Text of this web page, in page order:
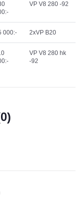
VP V8 280 -92
000:- 2xVP B20
VP V8 280 hk
-92
0)